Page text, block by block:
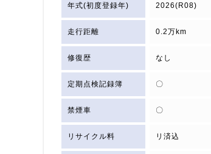
年式(初度登録年) 2026(R08)
走行距離 0.2万km
修復歴 なし
定期点検記録簿 〇
禁煙車 〇
リサイクル料 リ済込